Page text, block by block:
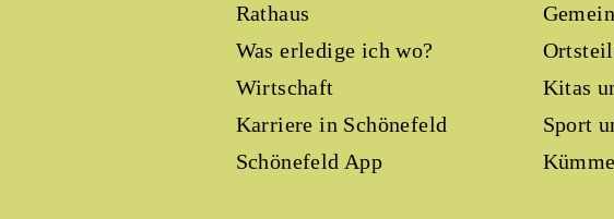
Rathaus
Was erledige ich wo?
Wirtschaft
Karriere in Schönefeld
Schönefeld App
Kitas
Sport